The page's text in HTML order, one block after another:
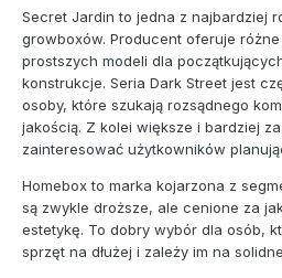
Secret Jardin to jedna z najbardziej
growboxów. Producent oferuje
prostszych modeli dla
konstrukcje. Seria Dark Street jest
osoby, które szukają rozsądnego
jakością. Z kolei większe i bardziej
zainteresować użytkowników
Homebox to marka kojarzona z
są zwykle droższe, ale cenione za
estetykę. To dobry wybór dla osób,
sprzęt na dłużej i zależy im na